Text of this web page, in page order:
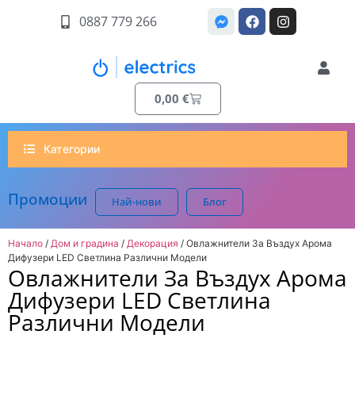
0,00 €
0887 779 266
Категории
Промоции Най-нови Блог
Начало / Дом и градина / Декорация / Овлажнители За Въздух Арома
Дифузери LED Светлина Различни Модели
Овлажнители За Въздух Арома
Дифузери LED Светлина
Различни Модели